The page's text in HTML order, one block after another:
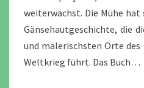
weiterwächst. Die Mühe
Gänsehautgeschichte, die
und malerischsten Orte des
Weltkrieg führt. Das Buch…